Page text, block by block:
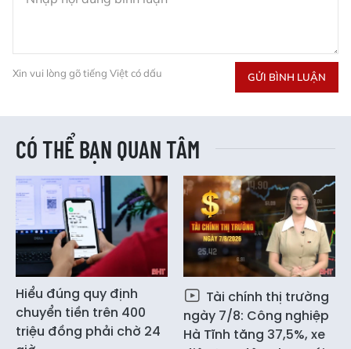
Xin vui lòng gõ tiếng Việt có dấu GỬI BÌNH LUẬN
CÓ THỂ BẠN QUAN TÂM
Hiểu đúng quy định
chuyển tiền trên 400
triệu đồng phải chờ 24
Tài chính thị trường
ngày 7/8: Công nghiệp
Hà Tĩnh tăng 37,5%, xe